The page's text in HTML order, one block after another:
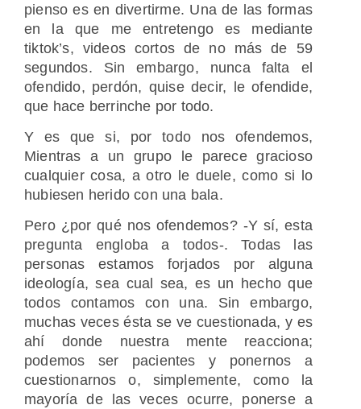
pienso es en divertirme. Una de las formas
en la que me entretengo es mediante
tiktok’s, videos cortos de no más de 59
segundos. Sin embargo, nunca falta el
ofendido, perdón, quise decir, le ofendide,
que hace berrinche por todo.
Y es que si, por todo nos ofendemos,
Mientras a un grupo le parece gracioso
cualquier cosa, a otro le duele, como si lo
hubiesen herido con una bala.
Pero ¿por qué nos ofendemos? -Y sí, esta
pregunta engloba a todos-. Todas las
personas estamos forjados por alguna
ideología, sea cual sea, es un hecho que
todos contamos con una. Sin embargo,
muchas veces ésta se ve cuestionada, y es
ahí donde nuestra mente reacciona;
podemos ser pacientes y ponernos a
cuestionarnos o, simplemente, como la
mayoría de las veces ocurre, ponerse a